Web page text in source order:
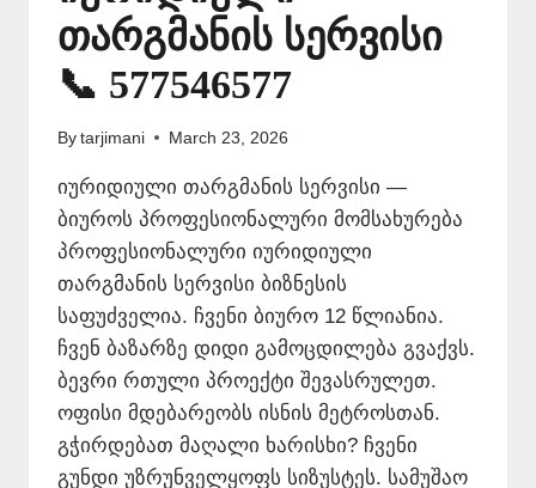
თარგმანის სერვისი
📞 577546577
By tarjimani March 23, 2026
იურიდიული თარგმანის სერვისი —
ბიუროს პროფესიონალური მომსახურება
პროფესიონალური იურიდიული
თარგმანის სერვისი ბიზნესის
საფუძველია. ჩვენი ბიურო 12 წლიანია.
ჩვენ ბაზარზე დიდი გამოცდილება გვაქვს.
ბევრი რთული პროექტი შევასრულეთ.
ოფისი მდებარეობს ისნის მეტროსთან.
გჭირდებათ მაღალი ხარისხი? ჩვენი
გუნდი უზრუნველყოფს სიზუსტეს. სამუშაო